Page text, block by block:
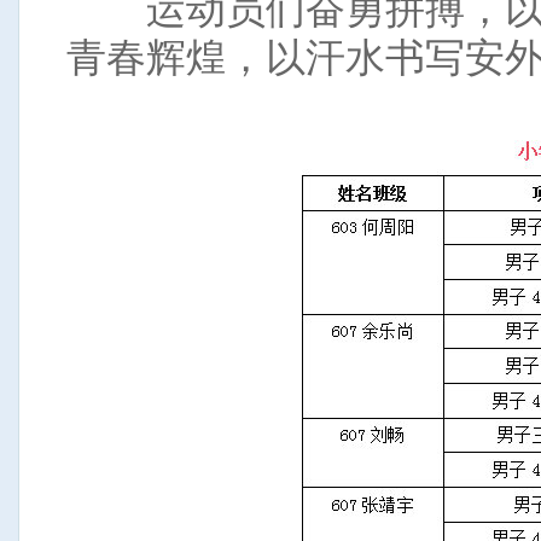
运动员们奋勇拼搏，以
青春辉煌，以汗水书写安